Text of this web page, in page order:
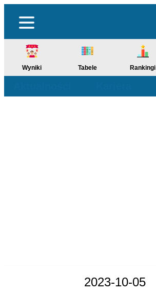
Wyniki Tabele Rankingi
2023-10-05